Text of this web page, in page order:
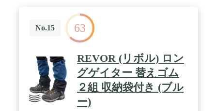
No.15 63
REVOR (リボル) ロン
グゲイター 替えゴム
２組 収納袋付き (ブル
ー)